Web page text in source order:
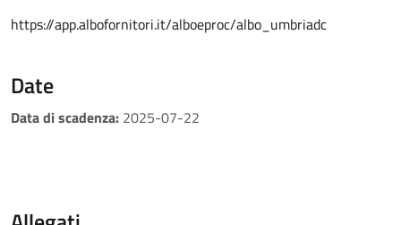
https://app.albofornitori.it/alboeproc/albo_umbriadc
Date
Data di scadenza: 2025-07-22